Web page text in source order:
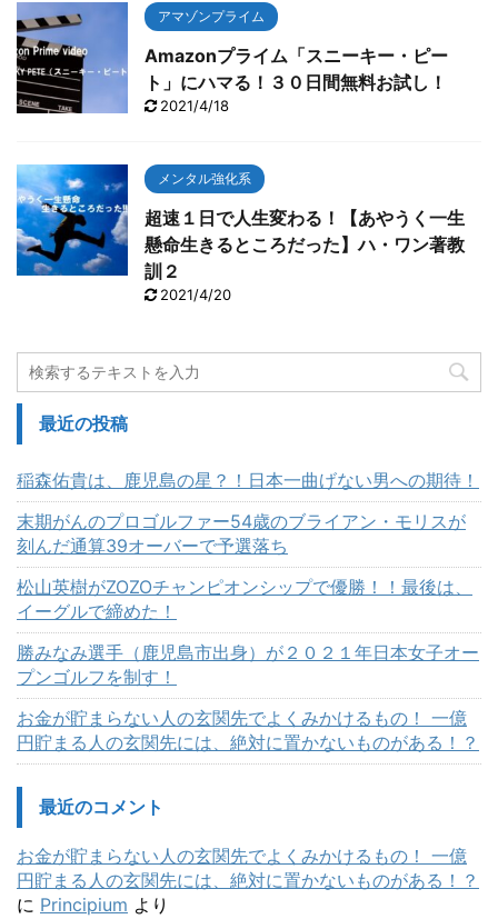
アマゾンプライム
Amazonプライム「スニーキー・ピー
ト」にハマる！３０日間無料お試し！
2021/4/18
メンタル強化系
超速１日で人生変わる！【あやうく一生
懸命生きるところだった】ハ・ワン著教
訓２
2021/4/20
最近の投稿
稲森佑貴は、鹿児島の星？！日本一曲げない男への期待！
末期がんのプロゴルファー54歳のブライアン・モリスが
刻んだ通算39オーバーで予選落ち
松山英樹がZOZOチャンピオンシップで優勝！！最後は、
イーグルで締めた！
勝みなみ選手（鹿児島市出身）が２０２１年日本女子オー
プンゴルフを制す！
お金が貯まらない人の玄関先でよくみかけるもの！ 一億
円貯まる人の玄関先には、絶対に置かないものがある！？
最近のコメント
お金が貯まらない人の玄関先でよくみかけるもの！ 一億
円貯まる人の玄関先には、絶対に置かないものがある！？
に Principium より